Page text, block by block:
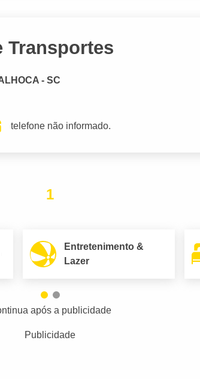
Transportes
- SC
telefone não informado.
1
Entretenimento &
Lazer
após a publicidade
Publicidade